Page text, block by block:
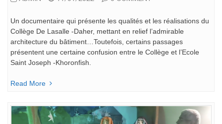
Un documentaire qui présente les qualités et les réalisations du
Collège De Lasalle -Daher, mettant en relief l’admirable
architecture du bâtiment…Toutefois, certains passages
présentent une certaine confusion entre le Collège et l’Ecole
Saint Joseph -Khoronfish.
Read More